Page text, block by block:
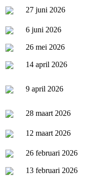
27 juni 2026
6 juni 2026
26 mei 2026
14 april 2026
9 april 2026
28 maart 2026
12 maart 2026
26 februari 2026
13 februari 2026